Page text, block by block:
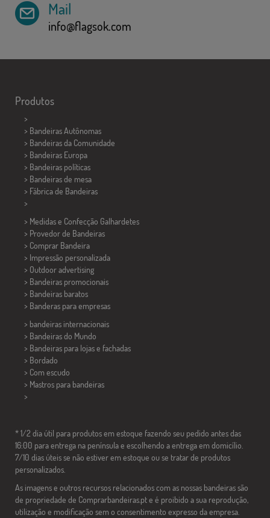
Mail
info@flagsok.com
Produtos
>
> Bandeiras Autônomas
> Bandeiras da Comunidade
> Bandeiras Europa
> Bandeiras políticas
> Bandeiras de mesa
> Fábrica de Bandeiras
>
> Medidas e Confecção Galhardetes
> Provedor de Bandeiras
> Comprar Bandeira
> Impressão personalizada
> Outdoor advertising
> Bandeiras promocionais
> Bandeiras baratos
> Banderas para empresas
> bandeiras internacionais
> Bandeiras do Mundo
> Bandeiras para lojas e fachadas
> Bordado
> Com escudo
> Mastros para bandeiras
>
* 1/2 dia útil para produtos em estoque fazendo seu pedido antes das
16:00 para entrega na península e escolhendo a entrega em domicílio.
7/10 dias úteis se não estiver em estoque ou se tratar de produtos
personalizados.
As imagens e outros recursos relacionados com as nossas bandeiras são
de propriedade de Comprarbandeiras.pt e é proibido a sua reprodução,
utilização e modificação sem o consentimento expresso da empresa.